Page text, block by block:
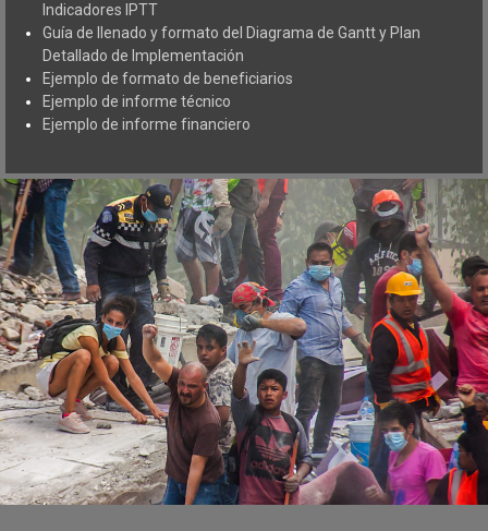
Indicadores IPTT
Guía de llenado y formato del Diagrama de Gantt y Plan
Detallado de Implementación
Ejemplo de formato de beneficiarios
Ejemplo de informe técnico
Ejemplo de informe financiero